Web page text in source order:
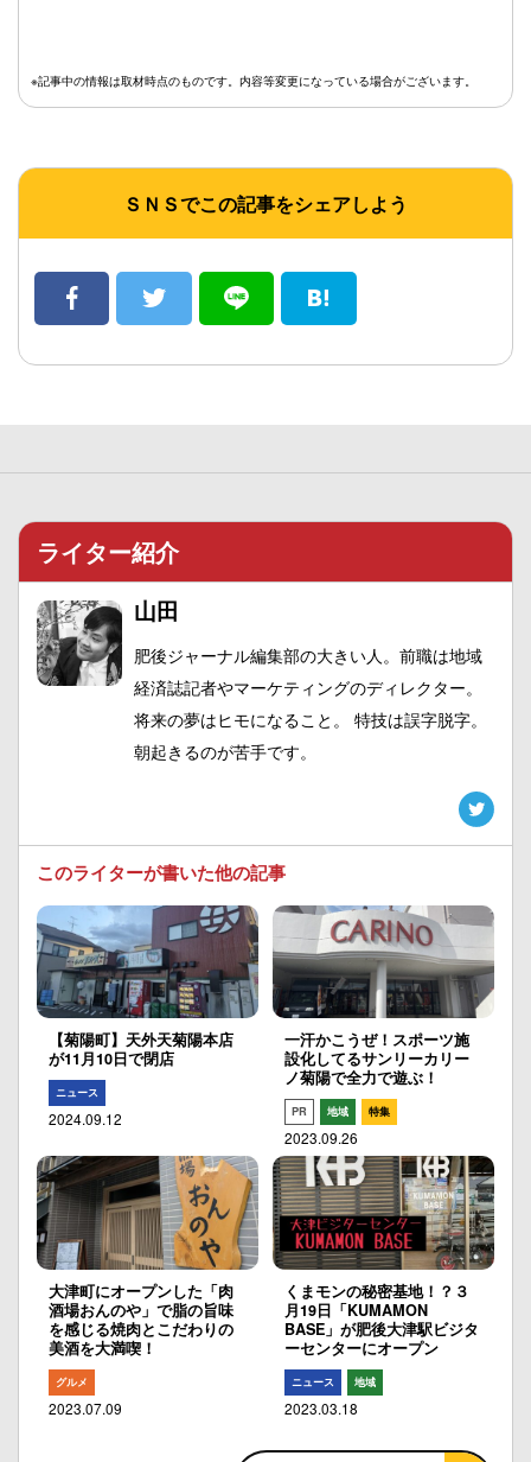
※記事中の情報は取材時点のものです。内容等変更になっている場合がございます。
ＳＮＳでこの記事をシェアしよう
ライター紹介
山田
肥後ジャーナル編集部の大きい人。前職は地域
経済誌記者やマーケティングのディレクター。
将来の夢はヒモになること。 特技は誤字脱字。
朝起きるのが苦手です。
このライターが書いた他の記事
【菊陽町】天外天菊陽本店
が11月10日で閉店
ニュース
2024.09.12
一汗かこうぜ！スポーツ施
設化してるサンリーカリー
ノ菊陽で全力で遊ぶ！
PR 地域 特集
2023.09.26
大津町にオープンした「肉
酒場おんのや」で脂の旨味
を感じる焼肉とこだわりの
美酒を大満喫！
グルメ
2023.07.09
くまモンの秘密基地！？３
月19日「KUMAMON
BASE」が肥後大津駅ビジタ
ーセンターにオープン
ニュース 地域
2023.03.18